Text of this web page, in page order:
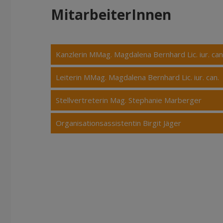
MitarbeiterInnen
Kanzlerin MMag. Magdalena Bernhard Lic. iur.
Leiterin MMag. Magdalena Bernhard Lic. iur. can.
Stellvertreterin Mag. Stephanie Marberger
Organisationsassistentin Birgit Jäger